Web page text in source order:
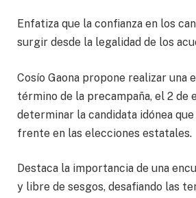
Enfatiza que la confianza en los
surgir desde la legalidad de los
Cosío Gaona propone realizar una
término de la precampaña, el 2 de
determinar la candidata idónea
frente en las elecciones estatales.
Destaca la importancia de una
y libre de sesgos, desafiando las